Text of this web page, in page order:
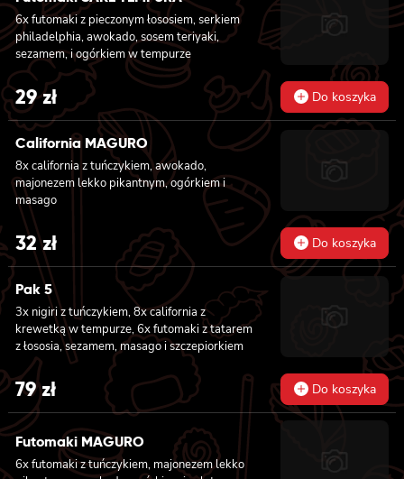
6x futomaki z pieczonym łososiem, serkiem
philadelphia, awokado, sosem teriyaki,
sezamem, i ogórkiem w tempurze
29zł Do koszyka
California MAGURO
8x california z tuńczykiem, awokado,
majonezem lekko pikantnym, ogórkiem i
masago
32zł Do koszyka
Pak 5
3x nigiri z tuńczykiem, 8x california z
krewetką w tempurze, 6x futomaki z tatarem
z łososia, sezamem, masago i szczepiorkiem
79zł Do koszyka
Futomaki MAGURO
6x futomaki z tuńczykiem, majonezem lekko